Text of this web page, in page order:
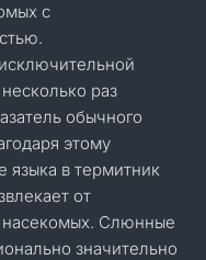
с
раз
обычного
этому
языка в термитник
от
насекомых. Слюнные
значительно